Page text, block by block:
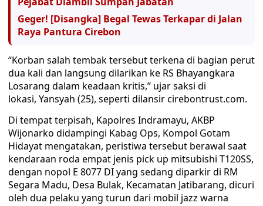
Geger! [Disangka] Begal Tewas Terkapar di Jalan
Raya Pantura Cirebon
“Korban salah tembak tersebut terkena di bagian perut
dua kali dan langsung dilarikan ke RS Bhayangkara
Losarang dalam keadaan kritis,” ujar saksi di
lokasi, Yansyah (25), seperti dilansir cirebontrust.com.
Di tempat terpisah, Kapolres Indramayu, AKBP
Wijonarko didampingi Kabag Ops, Kompol Gotam
Hidayat mengatakan, peristiwa tersebut berawal saat
kendaraan roda empat jenis pick up mitsubishi T120SS,
dengan nopol E 8077 DI yang sedang diparkir di RM
Segara Madu, Desa Bulak, Kecamatan Jatibarang, dicuri
oleh dua pelaku yang turun dari mobil jazz warna